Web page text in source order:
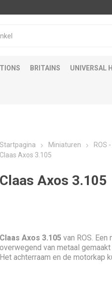
BRITAINS UNIVERSAL
Startpagina Miniaturen ROS
Claas Axos 3.105
Claas Axos 3.105
Claas Axos 3.105van ROS.
overwegend van metaal gemaakt
Het achterraam en de motorkap